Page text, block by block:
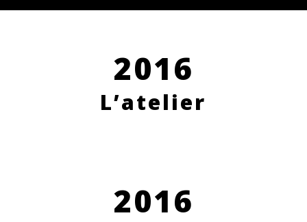
2016
L’atelier
2016